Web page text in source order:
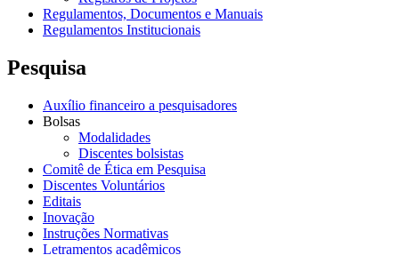
Regulamentos, Documentos e Manuais
Regulamentos Institucionais
Pesquisa
Auxílio financeiro a pesquisadores
Bolsas
Modalidades
Discentes bolsistas
Comitê de Ética em Pesquisa
Discentes Voluntários
Editais
Inovação
Instruções Normativas
Letramentos acadêmicos